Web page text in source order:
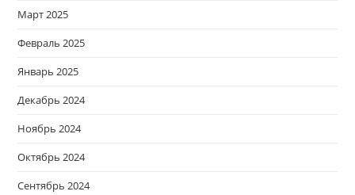
Март 2025
Февраль 2025
Январь 2025
Декабрь 2024
Ноябрь 2024
Октябрь 2024
Сентябрь 2024